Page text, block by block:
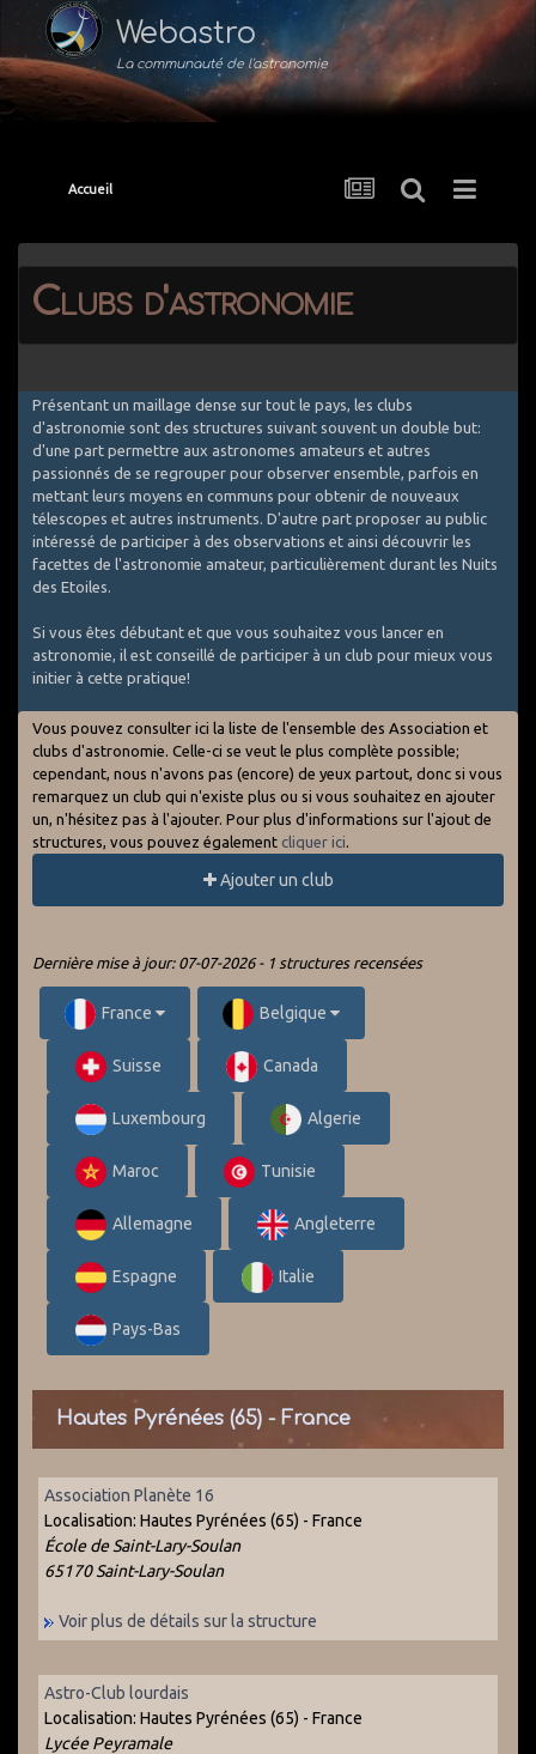
Webastro
La communauté de l'astronomie
Accueil
Clubs d'astronomie
Présentant un maillage dense sur tout le pays, les clubs
d'astronomie sont des structures suivant souvent un double but:
d'une part permettre aux astronomes amateurs et autres
passionnés de se regrouper pour observer ensemble, parfois en
mettant leurs moyens en communs pour obtenir de nouveaux
télescopes et autres instruments. D'autre part proposer au public
intéressé de participer à des observations et ainsi découvrir les
facettes de l'astronomie amateur, particulièrement durant les Nuits
des Etoiles.
Si vous êtes débutant et que vous souhaitez vous lancer en
astronomie, il est conseillé de participer à un club pour mieux vous
initier à cette pratique!
Vous pouvez consulter ici la liste de l'ensemble des Association et
clubs d'astronomie. Celle-ci se veut le plus complète possible;
cependant, nous n'avons pas (encore) de yeux partout, donc si vous
remarquez un club qui n'existe plus ou si vous souhaitez en ajouter
un, n'hésitez pas à l'ajouter. Pour plus d'informations sur l'ajout de
structures, vous pouvez également cliquer ici.
Ajouter un club
Dernière mise à jour: 07-07-2026 - 1 structures recensées
France Belgique
Suisse Canada
Luxembourg Algerie
Maroc Tunisie
Allemagne Angleterre
Espagne Italie
Pays-Bas
Hautes Pyrénées (65) - France
Association Planète 16
Localisation: Hautes Pyrénées (65) - France
École de Saint-Lary-Soulan
65170 Saint-Lary-Soulan
Voir plus de détails sur la structure
Astro-Club lourdais
Localisation: Hautes Pyrénées (65) - France
Lycée Peyramale